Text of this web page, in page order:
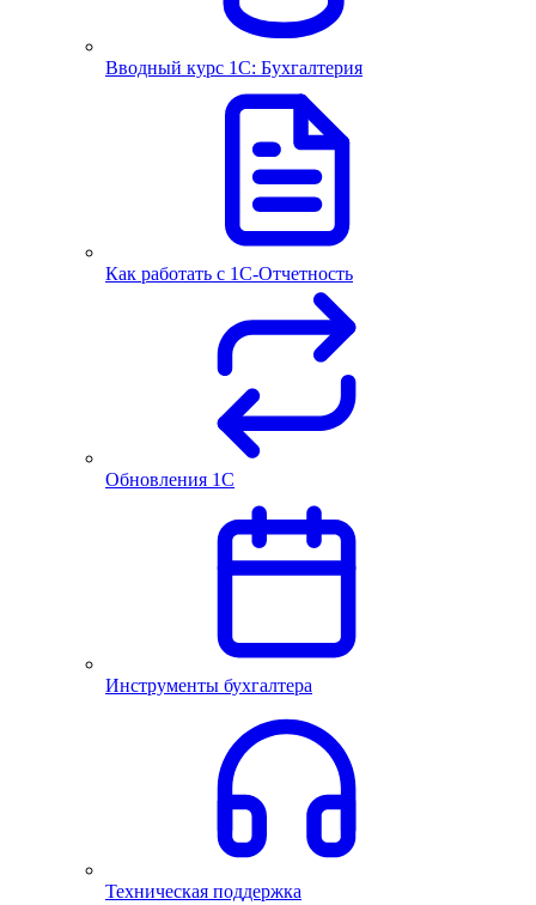
Вводный курс 1С: Бухгалтерия
Как работать с 1С‑Отчетность
Обновления 1С
Инструменты бухгалтера
Техническая поддержка